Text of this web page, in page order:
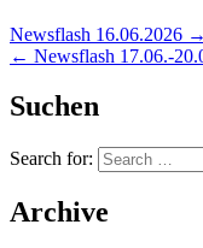
Newsflash 16.06.2026 →
← Newsflash 17.06.-
Suchen
Search for:
Archive